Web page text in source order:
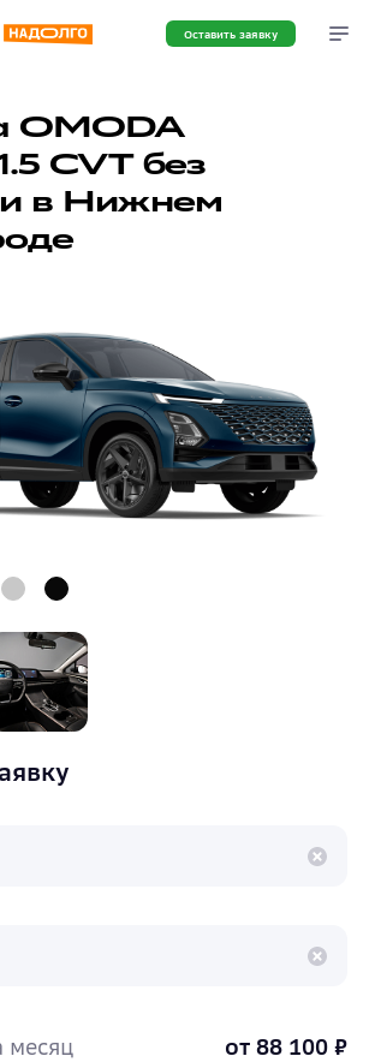
Оставить заявку
OMODA
CVT без
в Нижнем
месяц от 88 100 ₽